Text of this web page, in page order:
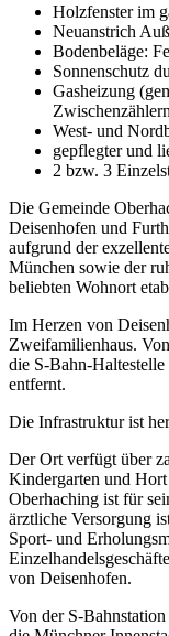
Holzfenster im
Neuanstrich
Bodenbeläge:
Sonnenschutz
Gasheizung
West- und
gepflegter und
2 bzw. 3
Die Gemeinde
Deisenhofen und
aufgrund der
München sowie der
beliebten Wohnort
Im Herzen von
Zweifamilienhaus.
die S-Bahn-
entfernt.
Die Infrastruktur ist
Der Ort verfügt über
Kindergarten und
Oberhaching ist für
ärztliche Versorgung
Sport- und
von Deisenhofen.
Von der S-